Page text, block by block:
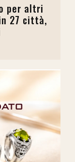
per altri
27 città,